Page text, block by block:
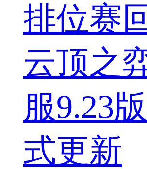
排位赛
云顶之
服9.23
式更新